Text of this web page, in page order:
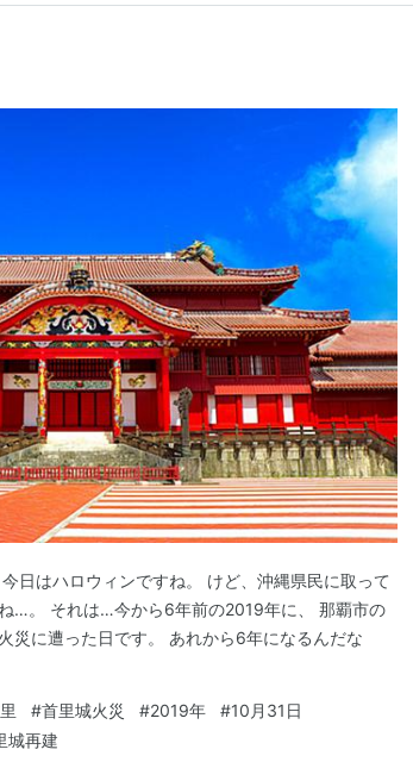
日はハロウィンですね。 けど、沖縄県民に取って
…。 それは…今から6年前の2019年に、 那覇市の
災に遭った日です。 あれから6年になるんだな
#首里城火災 #2019年 #10月31日
城再建